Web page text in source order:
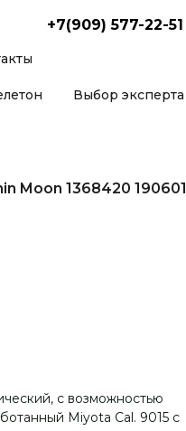
+7(909) 577-22-51
Выбор эксперта
Moon 1368420 190601
с возможностью
Miyota Cal. 9015 с